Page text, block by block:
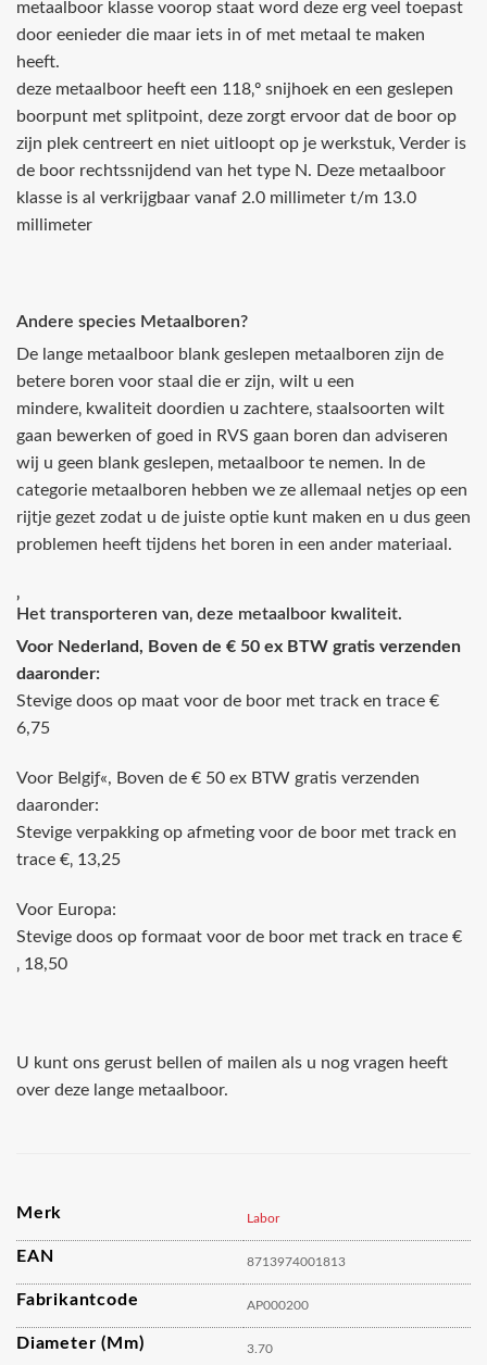
metaalboor klasse voorop staat word deze erg veel toepast
door eenieder die maar iets in of met metaal te maken
heeft.
deze metaalboor heeft een 118‚º snijhoek en een geslepen
boorpunt met splitpoint, deze zorgt ervoor dat de boor op
zijn plek centreert en niet uitloopt op je werkstuk, Verder is
de boor rechtssnijdend van het type N. Deze metaalboor
klasse is al verkrijgbaar vanaf 2.0 millimeter t/m 13.0
millimeter
Andere species Metaalboren?
De lange metaalboor blank geslepen metaalboren zijn de
betere boren voor staal die er zijn, wilt u een
mindere‚ kwaliteit doordien u zachtere‚ staalsoorten wilt
gaan bewerken of goed in RVS gaan boren dan adviseren
wij u geen blank geslepen‚ metaalboor te nemen. In de
categorie metaalboren hebben we ze allemaal netjes op een
rijtje gezet zodat u de juiste optie kunt maken en u dus geen
problemen heeft tijdens het boren in een ander materiaal.
‚
Het transporteren van‚ deze metaalboor kwaliteit.
Voor Nederland, Boven de € 50 ex BTW gratis verzenden
daaronder:
Stevige doos op maat voor de boor met track en trace €
6,75
Voor Belgiƒ«, Boven de € 50 ex BTW gratis verzenden
daaronder:
Stevige verpakking op afmeting voor de boor met track en
trace €‚ 13,25
Voor Europa:
Stevige doos op formaat voor de boor met track en trace €
‚ 18,50
U kunt ons gerust bellen of mailen als u nog vragen heeft
over deze lange metaalboor.
Merk Labor
EAN 8713974001813
Fabrikantcode AP000200
Diameter (mm) 3.70